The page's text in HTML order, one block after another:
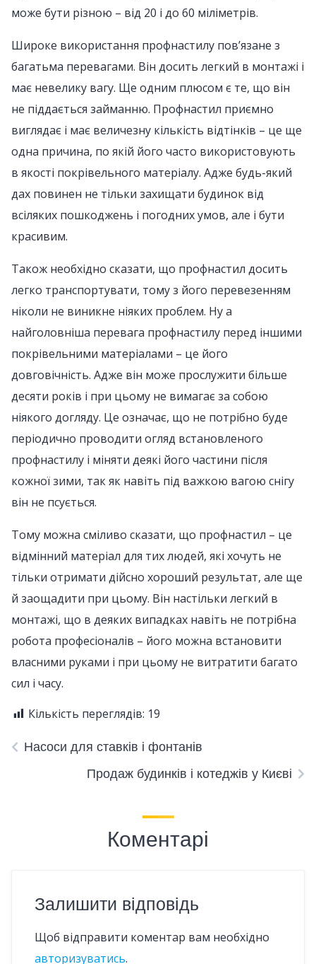
може бути різною – від 20 і до 60 міліметрів.
Широке використання профнастилу пов’язане з
багатьма перевагами. Він досить легкий в монтажі і
має невелику вагу. Ще одним плюсом є те, що він
не піддається займанню. Профнастил приємно
виглядає і має величезну кількість відтінків – це ще
одна причина, по якій його часто використовують
в якості покрівельного матеріалу. Адже будь-який
дах повинен не тільки захищати будинок від
всіляких пошкоджень і погодних умов, але і бути
красивим.
Також необхідно сказати, що профнастил досить
легко транспортувати, тому з його перевезенням
ніколи не виникне ніяких проблем. Ну а
найголовніша перевага профнастилу перед іншими
покрівельними матеріалами – це його
довговічність. Адже він може прослужити більше
десяти років і при цьому не вимагає за собою
ніякого догляду. Це означає, що не потрібно буде
періодично проводити огляд встановленого
профнастилу і міняти деякі його частини після
кожної зими, так як навіть під важкою вагою снігу
він не псується.
Тому можна сміливо сказати, що профнастил – це
відмінний матеріал для тих людей, які хочуть не
тільки отримати дійсно хороший результат, але ще
й заощадити при цьому. Він настільки легкий в
монтажі, що в деяких випадках навіть не потрібна
робота професіоналів – його можна встановити
власними руками і при цьому не витратити багато
сил і часу.
Кількість переглядів: 19
Насоси для ставків і фонтанів
Продаж будинків і котеджів у Києві
Коментарі
Залишити відповідь
Щоб відправити коментар вам необхідно
авторизуватись.